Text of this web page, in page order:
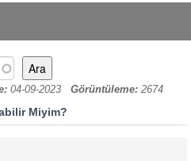
04-09-2023 Görüntüleme: 2674
Miyim?